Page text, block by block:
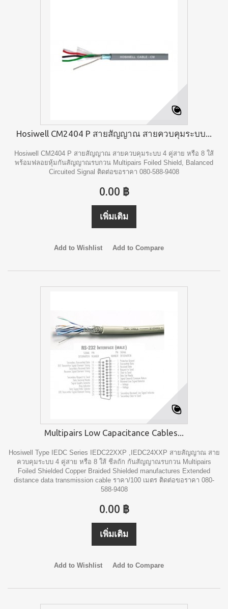
Hosiwell CM2404 P สายสัญญาณ สายควบคุมระบบ...
Hosiwell CM2404 P สายสัญญาณ สายควบคุมระบบ 4 คู่สาย หรือ 8 ใส้
พร้อมฟลอยหุ้มกันสัญญาณรบกวน Multipairs Foiled Shield, Balanced
Circuited Signal ติดต่อขอราคา 080-588-9408
0.00 ฿
เพิ่มเติม
Add to Wishlist Add to Compare
Multipairs Low Capacitance Cables...
Hosiwell Type IEDC Series IEDC22XXP ,IEDC24XXP สายสัญญาณ สาย
ควบคุมระบบ 4 คู่สาย หรือ 8 ใส้ ชีลถัก กันสัญญาณรบกวน Multipairs
Foiled Shielded Copper Braided Shielded manufactures Extended
distance data transmission cable ราคา/100 เมตร ติดต่อขอราคา 080-
588-9408
0.00 ฿
เพิ่มเติม
Add to Wishlist Add to Compare